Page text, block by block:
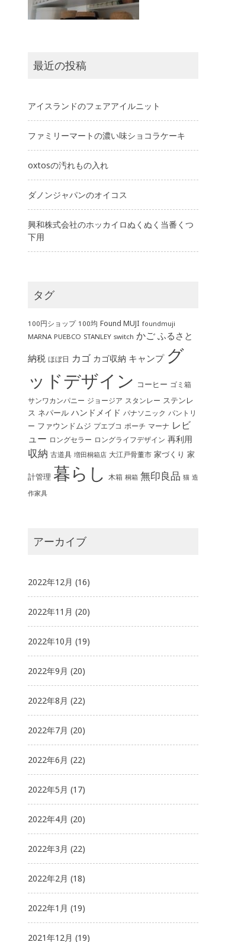
最近の投稿
アイスランドのフェアアイルニット
ファミリーマートの濃い味ショコラケーキ
oxtosの汚れもの入れ
ダノンジャパンのオイコス
興和株式会社のホッカイロぬくぬく当番くつ
下用
タグ
100円ショップ 100均 Found MUJI foundmuji
MARNA PUEBCO STANLEY switch かご ふるさと
納税 ほぼ日 カゴ カゴ収納 キャンプ グ
ッドデザイン コーヒー ゴミ箱
サンワカンパニー ジョージア スタンレー ステンレ
ス ネパール ハンドメイド パナソニック パントリ
ー ファウンドムジ プエブコ ポーチ マーナ レビ
ュー ロングセラー ロングライフデザイン 再利用
収納 古道具 増田桐箱店 大江戸骨董市 家づくり 家
計管理 暮らし 木箱 桐箱 無印良品 猫 造
作家具
アーカイブ
2022年12月 (16)
2022年11月 (20)
2022年10月 (19)
2022年9月 (20)
2022年8月 (22)
2022年7月 (20)
2022年6月 (22)
2022年5月 (17)
2022年4月 (20)
2022年3月 (22)
2022年2月 (18)
2022年1月 (19)
2021年12月 (19)